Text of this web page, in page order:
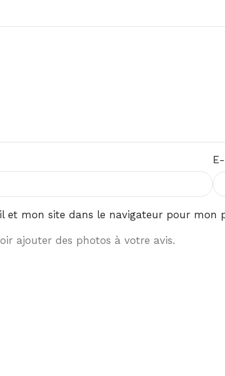
et mon site dans le navigateur pour mon
ajouter des photos à votre avis.